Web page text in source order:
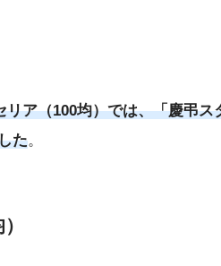
リア（100均）では、「慶弔
た。